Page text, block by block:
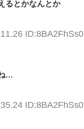
るとかなんとか
ID:8BA2FhSs0
…
ID:8BA2FhSs0